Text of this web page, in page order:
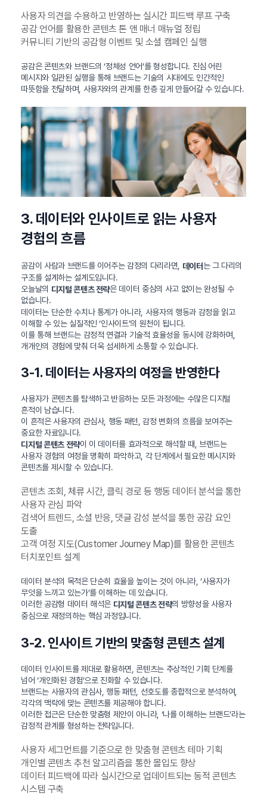
사용자 의견을 수용하고 반영하는 실시간 피드백 루프 구축
공감 언어를 활용한 콘텐츠 톤 앤 매너 매뉴얼 정립
커뮤니티 기반의 공감형 이벤트 및 소셜 캠페인 실행
공감은 콘텐츠와 브랜드의 ‘정체성 언어’를 형성합니다. 진심 어린
메시지와 일관된 실행을 통해 브랜드는 기술의 시대에도 인간적인
따뜻함을 전달하며, 사용자와의 관계를 한층 깊게 만들어갈 수 있습니다.
3. 데이터와 인사이트로 읽는 사용자
경험의 흐름
공감이 사람과 브랜드를 이어주는 감정의 다리라면, 데이터는 그 다리의
구조를 설계하는 설계도입니다.
오늘날의 디지털 콘텐츠 전략은 데이터 중심의 사고 없이는 완성될 수
없습니다.
데이터는 단순한 수치나 통계가 아니라, 사용자의 행동과 감정을 읽고
이해할 수 있는 실질적인 ‘인사이트’의 원천이 됩니다.
이를 통해 브랜드는 감정적 연결과 기술적 효율성을 동시에 강화하며,
개개인의 경험에 맞춰 더욱 섬세하게 소통할 수 있습니다.
3-1. 데이터는 사용자의 여정을 반영한다
사용자가 콘텐츠를 탐색하고 반응하는 모든 과정에는 수많은 디지털
흔적이 남습니다.
이 흔적은 사용자의 관심사, 행동 패턴, 감정 변화의 흐름을 보여주는
중요한 자료입니다.
디지털 콘텐츠 전략이 이 데이터를 효과적으로 해석할 때, 브랜드는
사용자 경험의 여정을 명확히 파악하고, 각 단계에서 필요한 메시지와
콘텐츠를 제시할 수 있습니다.
콘텐츠 조회, 체류 시간, 클릭 경로 등 행동 데이터 분석을 통한
사용자 관심 파악
검색어 트렌드, 소셜 반응, 댓글 감성 분석을 통한 공감 요인
도출
고객 여정 지도(Customer Journey Map)를 활용한 콘텐츠
터치포인트 설계
데이터 분석의 목적은 단순히 효율을 높이는 것이 아니라, ‘사용자가
무엇을 느끼고 있는가’를 이해하는 데 있습니다.
이러한 공감형 데이터 해석은 디지털 콘텐츠 전략의 방향성을 사용자
중심으로 재정의하는 핵심 과정입니다.
3-2. 인사이트 기반의 맞춤형 콘텐츠 설계
데이터 인사이트를 제대로 활용하면, 콘텐츠는 추상적인 기획 단계를
넘어 ‘개인화된 경험’으로 진화할 수 있습니다.
브랜드는 사용자의 관심사, 행동 패턴, 선호도를 종합적으로 분석하여,
각각의 맥락에 맞는 콘텐츠를 제공해야 합니다.
이러한 접근은 단순한 맞춤형 제안이 아니라, ‘나를 이해하는 브랜드’라는
감정적 관계를 형성하는 전략입니다.
사용자 세그먼트를 기준으로 한 맞춤형 콘텐츠 테마 기획
개인별 콘텐츠 추천 알고리즘을 통한 몰입도 향상
데이터 피드백에 따라 실시간으로 업데이트되는 동적 콘텐츠
시스템 구축